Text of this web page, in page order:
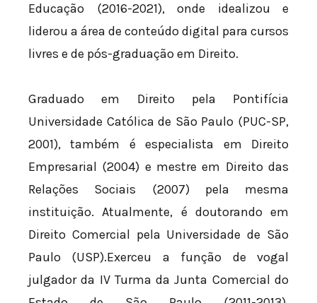
Educação (2016-2021), onde idealizou e
liderou a área de conteúdo digital para cursos
livres e de pós-graduação em Direito.
Graduado em Direito pela Pontifícia
Universidade Católica de São Paulo (PUC-SP,
2001), também é especialista em Direito
Empresarial (2004) e mestre em Direito das
Relações Sociais (2007) pela mesma
instituição. Atualmente, é doutorando em
Direito Comercial pela Universidade de São
Paulo (USP).Exerceu a função de vogal
julgador da IV Turma da Junta Comercial do